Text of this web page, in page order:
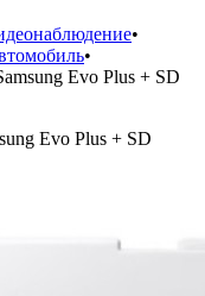
•
•
Evo Plus + SD